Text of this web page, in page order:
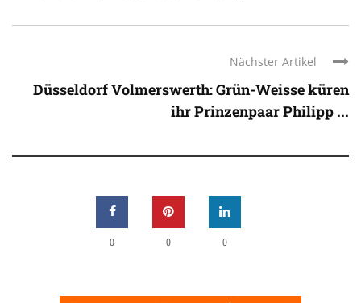
Nächster Artikel
Düsseldorf Volmerswerth: Grün-Weisse küren
ihr Prinzenpaar Philipp ...
0 0 0